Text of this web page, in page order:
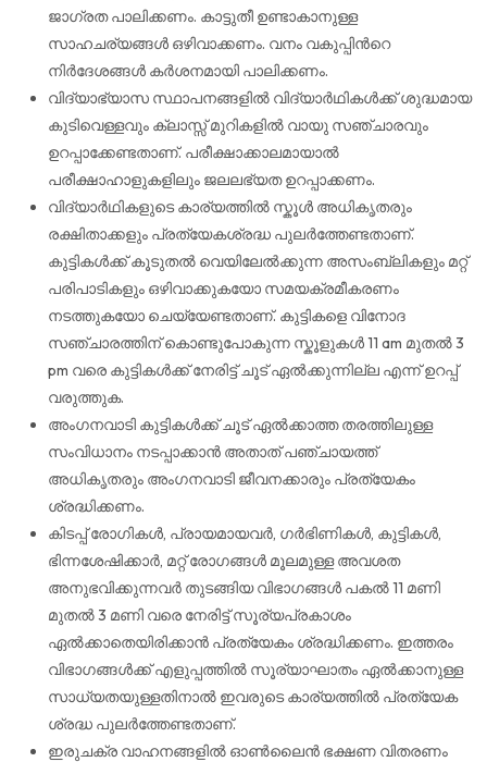
ജാഗ്രത പാലിക്കണം. കാട്ടുതീ ഉണ്ടാകാനുള്ള
സാഹചര്യങ്ങൾ ഒഴിവാക്കണം. വനം വകുപ്പിൻറെ
നിർദേശങ്ങൾ കർശനമായി പാലിക്കണം.
വിദ്യാഭ്യാസ സ്ഥാപനങ്ങളിൽ വിദ്യാർഥികൾക്ക് ശുദ്ധമായ
കുടിവെള്ളവും ക്ലാസ്സ് മുറികളിൽ വായു സഞ്ചാരവും
ഉറപ്പാക്കേണ്ടതാണ്. പരീക്ഷാക്കാലമായാൽ
പരീക്ഷാഹാളുകളിലും ജലലഭ്യത ഉറപ്പാക്കണം.
വിദ്യാർഥികളുടെ കാര്യത്തിൽ സ്കൂള്‍ അധിക‍ൃതരും
രക്ഷിതാക്കളും പ്രത്യേകശ്രദ്ധ പുലര്‍ത്തേണ്ടതാണ്.
കുട്ടികൾക്ക് കൂടുതൽ വെയിലേൽക്കുന്ന അസംബ്ലികളും മറ്റ്
പരിപാടികളും ഒഴിവാക്കുകയോ സമയക്രമീകരണം
നടത്തുകയോ ചെയ്യേണ്ടതാണ്. കുട്ടികളെ വിനോദ
സഞ്ചാരത്തിന് കൊണ്ടുപോകുന്ന സ്കൂളുകള്‍ 11 am മുതല്‍ 3
pm വരെ കുട്ടികള്‍ക്ക് നേരിട്ട് ചൂട് ഏല്‍ക്കുന്നില്ല എന്ന് ഉറപ്പ്
വരുത്തുക.
അംഗനവാടി കുട്ടികൾക്ക് ചൂട് ഏൽക്കാത്ത തരത്തിലുള്ള
സംവിധാനം നടപ്പാക്കാൻ അതാത് പഞ്ചായത്ത്‌
അധികൃതരും അംഗനവാടി ജീവനക്കാരും പ്രത്യേകം
ശ്രദ്ധിക്കണം.
കിടപ്പ് രോഗികൾ, പ്രായമായവർ, ഗർഭിണികൾ, കുട്ടികൾ,
ഭിന്നശേഷിക്കാർ, മറ്റ് രോഗങ്ങൾ മൂലമുള്ള അവശത
അനുഭവിക്കുന്നവർ തുടങ്ങിയ വിഭാഗങ്ങൾ പകൽ 11 മണി
മുതൽ 3 മണി വരെ നേരിട്ട് സൂര്യപ്രകാശം
ഏൽക്കാതെയിരിക്കാൻ പ്രത്യേകം ശ്രദ്ധിക്കണം. ഇത്തരം
വിഭാഗങ്ങൾക്ക് എളുപ്പത്തിൽ സൂര്യാഘാതം ഏൽക്കാനുള്ള
സാധ്യതയുള്ളതിനാൽ ഇവരുടെ കാര്യത്തിൽ പ്രത്യേക
ശ്രദ്ധ പുലർത്തേണ്ടതാണ്.
ഇരുചക്ര വാഹനങ്ങളിൽ ഓൺലൈൻ ഭക്ഷണ വിതരണം